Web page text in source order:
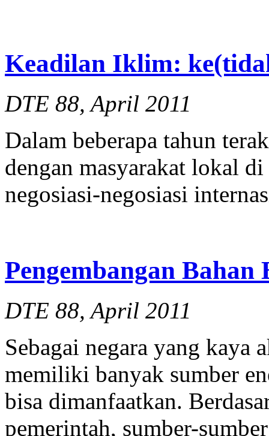
Keadilan Iklim:
DTE 88, April 2011
Dalam beberapa tahun
dengan masyarakat lokal
negosiasi-negosiasi
Pengembangan
DTE 88, April 2011
Sebagai negara yang kaya
memiliki banyak sumber
bisa dimanfaatkan.
pemerintah, sumber-